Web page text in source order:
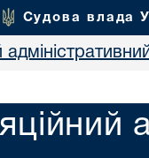
Судова влада